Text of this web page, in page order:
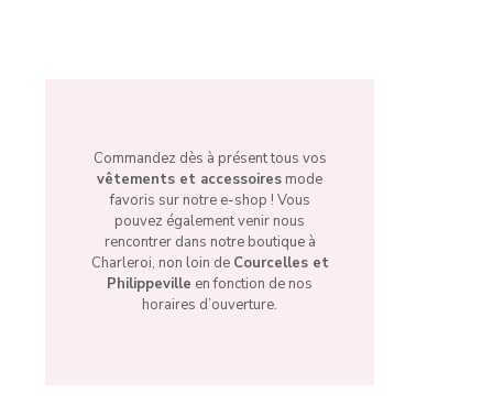
Commandez dès à présent tous vos
vêtements et accessoires mode
favoris sur notre e-shop ! Vous
pouvez également venir nous
rencontrer dans notre boutique à
Charleroi, non loin de Courcelles et
Philippeville en fonction de nos
horaires d’ouverture.